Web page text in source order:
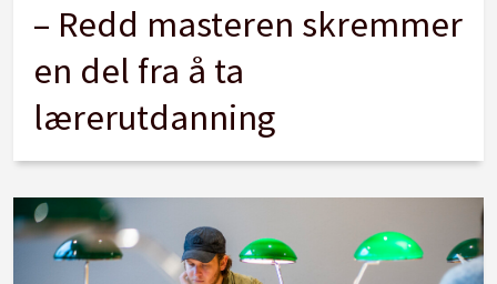
– Redd masteren skremmer
en del fra å ta
lærerutdanning